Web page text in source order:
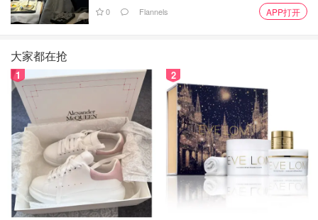
0 Flannels APP打开
大家都在抢
1 2